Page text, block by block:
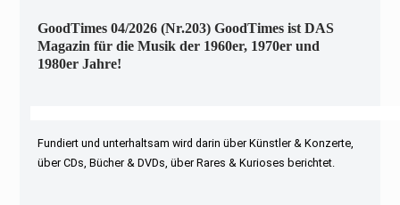
GoodTimes 04/2026 (Nr.203) GoodTimes ist DAS
Magazin für die Musik der 1960er, 1970er und
1980er Jahre!
Fundiert und unterhaltsam wird darin über Künstler & Konzerte,
über CDs, Bücher & DVDs, über Rares & Kurioses berichtet.